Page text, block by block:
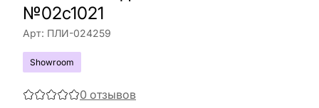
№02с1021
Арт: ПЛИ-024259
Showroom
0 отзывов